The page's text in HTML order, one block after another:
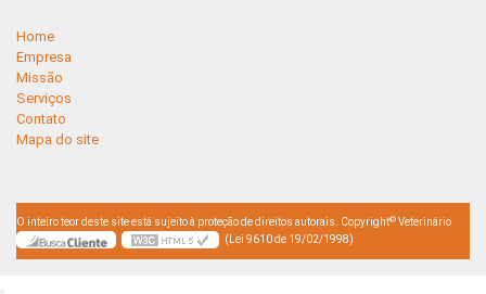
Home
Empresa
Missão
Serviços
Contato
Mapa do site
O inteiro teor deste site está sujeito à proteção de direitos autorais. Copyright© Veterinário
(Lei 9610 de 19/02/1998)